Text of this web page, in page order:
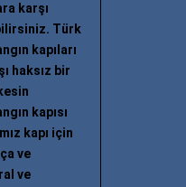
karşı
Türk
kapıları
haksız bir
kapısı
kapı için
ve
ve